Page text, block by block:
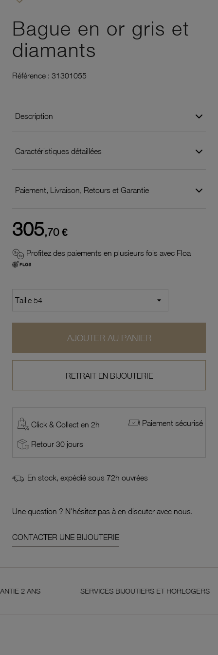
Bague en or gris et
diamants
Référence : 31301055
Description
Caractéristiques détaillées
Paiement, Livraison, Retours et Garantie
305,70 €
Profitez des paiements en plusieurs fois avec Floa
AJOUTER AU PANIER
RETRAIT EN BIJOUTERIE
Click & Collect en 2h Paiement sécurisé
Retour 30 jours
En stock, expédié sous 72h ouvrées
Une question ? N'hésitez pas à en discuter avec nous.
CONTACTER UNE BIJOUTERIE
ANS SERVICES BIJOUTIERS ET HORLOGERS